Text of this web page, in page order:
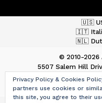
🇺🇸
🇮🇹
🇳🇱
© 2010-2026
5507 Salem Hill
ph. +1
aemgarage.com-
Privacy Policy & Cookies
partners use cookies or
this site, you agree to their